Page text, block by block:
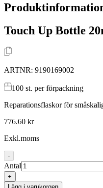
Touch Up Bottle
ARTNR: 9190169002
100 st. per förpackning
Reparationsflaskor för
776.60 kr
Exkl.moms
-
Antal
+